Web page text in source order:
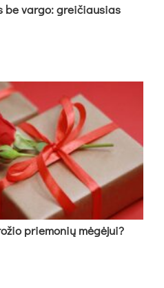
be vargo: greičiausias
priemonių mėgėjui?